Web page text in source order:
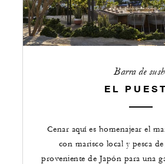
Barra de
EL
Cenar aquí es homenajear el
con marisco local y pesca
proveniente de Japón para una